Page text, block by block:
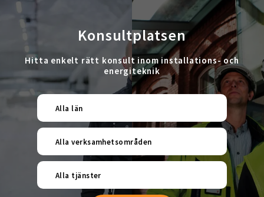
Konsultplatsen
Hitta enkelt rätt konsult inom installations- och
energiteknik
Alla län
Alla verksamhetsområden
Alla tjänster